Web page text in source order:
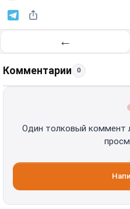
←
Комментарии 0
Один толковый коммент